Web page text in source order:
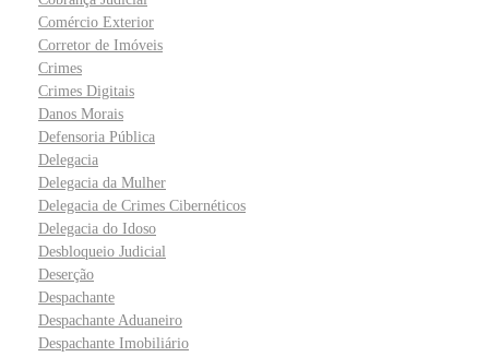
Comércio Exterior
Corretor de Imóveis
Crimes
Crimes Digitais
Danos Morais
Defensoria Pública
Delegacia
Delegacia da Mulher
Delegacia de Crimes Cibernéticos
Delegacia do Idoso
Desbloqueio Judicial
Deserção
Despachante
Despachante Aduaneiro
Despachante Imobiliário